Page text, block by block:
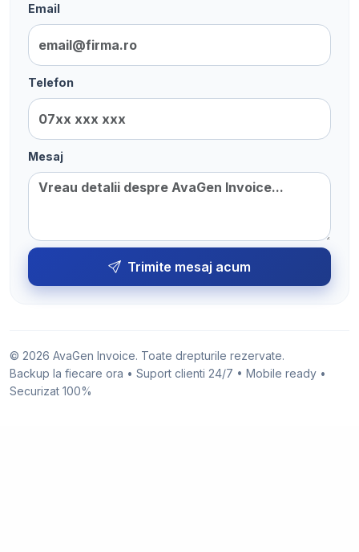
Email
Telefon
Mesaj
Trimite mesaj acum
© 2026 AvaGen Invoice. Toate drepturile rezervate.
Backup la fiecare ora • Suport clienti 24/7 • Mobile ready •
Securizat 100%